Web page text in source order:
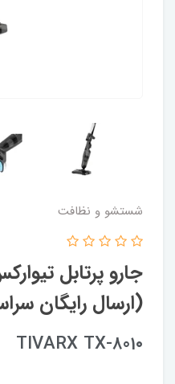
شستشو و نظافت
(ارسال رایگان
TIVARX TX-801۰